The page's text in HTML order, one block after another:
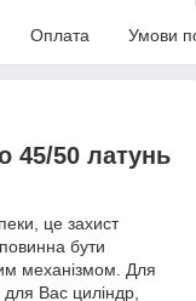
Оплата Умови
45/50 латунь
це захист
бути
механізмом. Для
Вас циліндр,